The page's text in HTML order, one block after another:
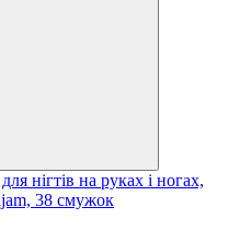
нігтів на руках і ногах,
38 смужок